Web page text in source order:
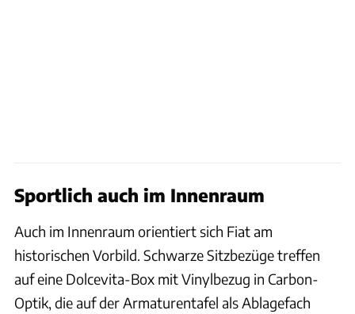
Sportlich auch im Innenraum
Auch im Innenraum orientiert sich Fiat am
historischen Vorbild. Schwarze Sitzbezüge treffen
auf eine Dolcevita-Box mit Vinylbezug in Carbon-
Optik, die auf der Armaturentafel als Ablagefach